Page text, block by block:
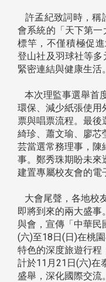
許孟紀致詞時，稱
會系統的「天下第
標竿，不僅積極促
登山社及羽球社等
緊密連結與健康生活。
本次理監事選舉首
環保、減少紙張使用
票與唱票流程。最後
綺珍、蕭文瑜、廖芯
芸當選常務理事，陳
事。鄭秀珠期盼未來
建置專屬校友會的電
大會尾聲，各地校
即將到來的兩大盛事
與會，宣傳「中華民
(六)至18日(日)在桃
特色的深度旅遊行程
計於11月21日(六)在
盛舉，深化國際交流